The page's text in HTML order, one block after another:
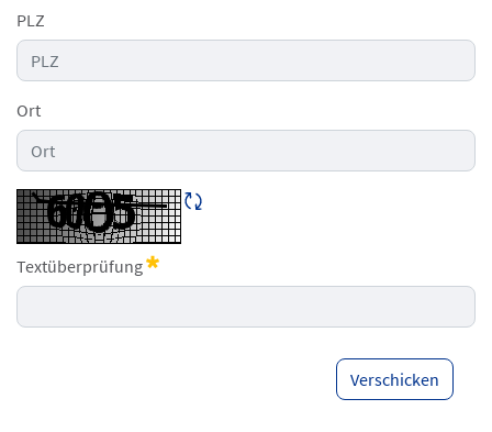
PLZ
Ort
Textüberprüfung
Erforderlich
Verschicken